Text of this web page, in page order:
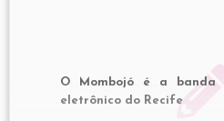
O Mombojó é a banda
eletrônico do Recife